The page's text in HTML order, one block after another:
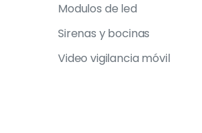
Modulos de led
Sirenas y bocinas
Video vigilancia móvil